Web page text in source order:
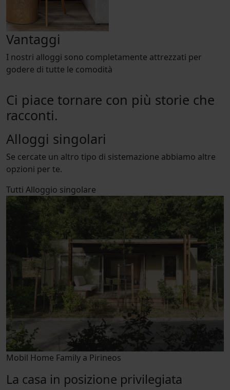
Vantaggi
I nostri alloggi sono completamente attrezzati per
godere di tutte le comodità
Ci piace tornare con più storie che
racconti.
Alloggi singolari
Se cercate un altro tipo di sistemazione abbiamo altre
opzioni per te.
Tutti Alloggio singolare
Mobil Home Family a Pirineos
La casa in posizione privilegiata